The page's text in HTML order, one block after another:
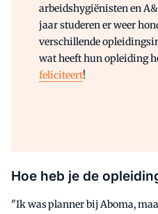
arbeidshygiënisten en
jaar studeren er weer
verschillende
wat heeft hun opleiding
feliciteert!
Hoe heb je de
"Ik was planner bij Aboma,